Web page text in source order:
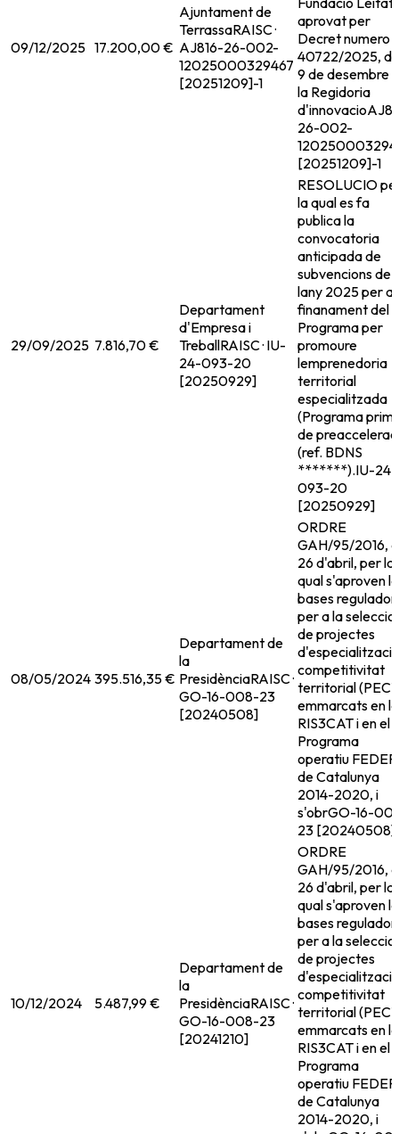
09/12/2025 17.200,00 €
Ajuntament de
TerrassaRAISC ·
AJ816-26-002-
12025000329467
[20251209]-1
aprovat per
Decret numero
40722/2025,
9 de desembre
la Regidoria
d'innovacio
26-002-
[20251209]-1
29/09/2025 7.816,70 €
Departament
d'Empresa i
TreballRAISC · IU-
24-093-20
[20250929]
RESOLUCIO
la qual es fa
publica la
convocatoria
anticipada de
subvencions de
lany 2025 per al
finanament del
Programa per
promoure
lemprenedoria
territorial
especialitzada
(Programa
de
(ref. BDNS
*******).IU-24-
093-20
[20250929]
08/05/2024 395.516,35 €
Departament de
la
PresidènciaRAISC ·
GO-16-008-23
[20240508]
ORDRE
GAH/95/2016,
26 d'abril, per la
qual s'aproven
bases
per a la seleccio
de projectes
competitivitat
territorial
emmarcats en la
RIS3CAT i en el
Programa
operatiu FEDER
de Catalunya
2014-2020, i
s'obrGO-16-
23 [20240508]
10/12/2024 5.487,99 €
Departament de
la
PresidènciaRAISC ·
GO-16-008-23
[20241210]
ORDRE
GAH/95/2016,
26 d'abril, per la
qual s'aproven
bases
per a la seleccio
de projectes
competitivitat
territorial
emmarcats en la
RIS3CAT i en el
Programa
operatiu FEDER
de Catalunya
2014-2020, i